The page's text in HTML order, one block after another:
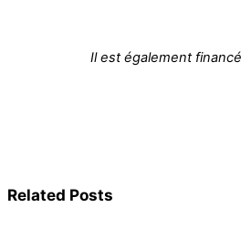
Il est également financé
Related Posts